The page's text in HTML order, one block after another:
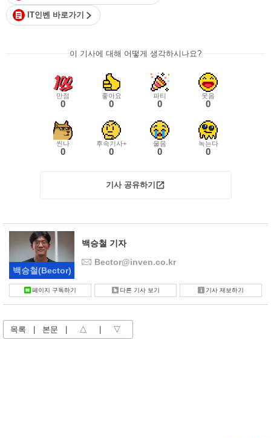
IT인벤 바로가기
이 기사에 대해 어떻게 생각하시나요?
만점
0
좋아요
0
파티
0
웃음
0
씬나
0
후속기사+
0
울음
0
녹는다
0
기사 공유하기
백승철(Bector)
백승철 기자
Bector@inven.co.kr
페이지 구독하기 다른 기사 보기 기사 제보하기
목록 본문 △ ▽